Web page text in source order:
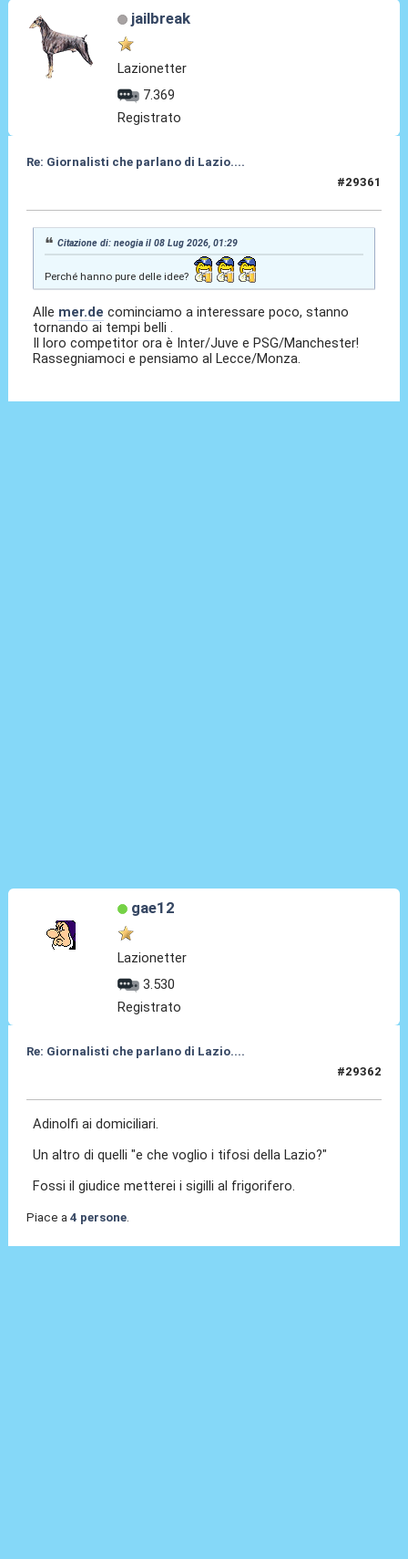
jailbreak
Lazionetter
7.369
Registrato
Re: Giornalisti che parlano di Lazio....
#29361
Citazione di: neogia il 08 Lug 2026, 01:29
Perché hanno pure delle idee?
Alle mer.de cominciamo a interessare poco, stanno
tornando ai tempi belli .
Il loro competitor ora è Inter/Juve e PSG/Manchester!
Rassegniamoci e pensiamo al Lecce/Monza.
gae12
Lazionetter
3.530
Registrato
Re: Giornalisti che parlano di Lazio....
#29362
Adinolfi ai domiciliari.
Un altro di quelli "e che voglio i tifosi della Lazio?"
Fossi il giudice metterei i sigilli al frigorifero.
Piace a 4 persone.